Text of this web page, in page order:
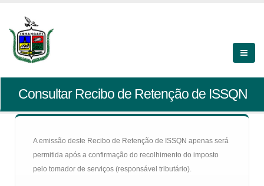
Consultar Recibo de Retenção de ISSQN
A emissão deste Recibo de Retenção de ISSQN apenas será
permitida após a confirmação do recolhimento do imposto
pelo tomador de serviços (responsável tributário).